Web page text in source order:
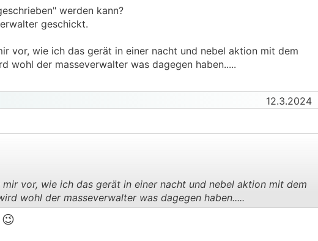
werden kann?
geschickt.
vor, wie ich das gerät in einer nacht und nebel aktion mit dem
wohl der masseverwalter was dagegen haben.....
12.3.2024
..
vor, wie ich das gerät in einer nacht und nebel aktion mit dem
wohl der masseverwalter was dagegen haben.....
😉